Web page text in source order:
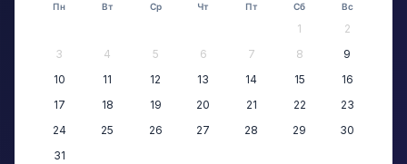
Пн Вт Ср Чт Пт Сб Вс
1
2
3
4 5 6 7 8
9
10
11 12 13 14 15
16
17
18 19 20 21 22
23
24
25 26 27 28 29
30
31